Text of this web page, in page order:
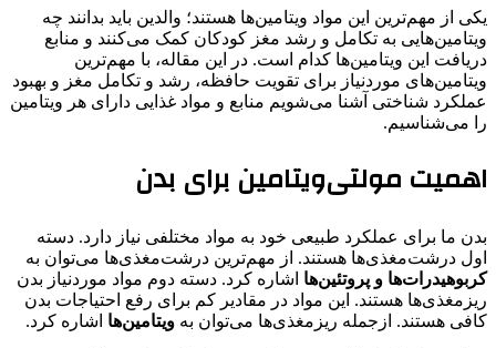
یکی از مهم‌ترین این مواد ویتامین‌ها هستند؛ والدین باید بدانند چه
ویتامین‌هایی به تکامل و رشد مغز کودکان کمک می‌کنند و منابع
دریافت این ویتامین‌ها کدام است. در این مقاله، با مهم‌ترین
ویتامین‌های موردنیاز برای تقویت حافظه، رشد و تکامل مغز و بهبود
عملکرد شناختی آشنا می‌شویم منابع و مواد غذایی دارای هر ویتامین
را می‌شناسیم.
اهمیت مولتی‌ویتامین برای بدن
بدن ما برای عملکرد طبیعی خود به مواد مختلفی نیاز دارد. دسته‌
اول درشت‌مغذی‌ها هستند. از مهم‌ترین درشت‌مغذی‌ها می‌توان به
کربوهیدرات‌ها و پروتئین‌ها اشاره کرد. دسته‌ دوم مواد موردنیاز بدن
ریزمغذی‌ها هستند. این مواد در مقادیر کم برای رفع احتیاجات بدن
کافی هستند. ازجمله‌ ریزمغذی‌ها می‌توان به ویتامین‌ها اشاره کرد.